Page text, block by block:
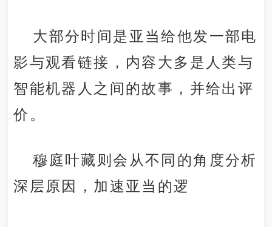
大部分时间是亚当给他发一部电
影与观看链接，内容大多是人类与
智能机器人之间的故事，并给出评
价。
穆庭叶藏则会从不同的角度分析
深层原因，加速亚当的逻